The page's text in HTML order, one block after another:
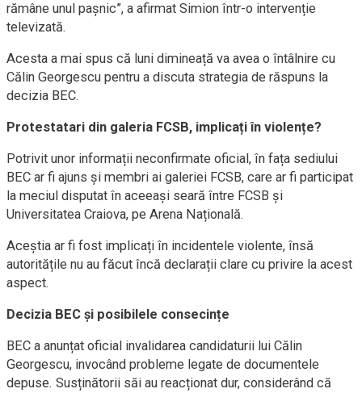
rămâne unul pașnic”, a afirmat Simion într-o intervenție
televizată.
Acesta a mai spus că luni dimineață va avea o întâlnire cu
Călin Georgescu pentru a discuta strategia de răspuns la
decizia BEC.
Protestatari din galeria FCSB, implicați în violențe?
Potrivit unor informații neconfirmate oficial, în fața sediului
BEC ar fi ajuns și membri ai galeriei FCSB, care ar fi participat
la meciul disputat în aceeași seară între FCSB și
Universitatea Craiova, pe Arena Națională.
Aceștia ar fi fost implicați în incidentele violente, însă
autoritățile nu au făcut încă declarații clare cu privire la acest
aspect.
Decizia BEC și posibilele consecințe
BEC a anunțat oficial invalidarea candidaturii lui Călin
Georgescu, invocând probleme legate de documentele
depuse. Susținătorii săi au reacționat dur, considerând că